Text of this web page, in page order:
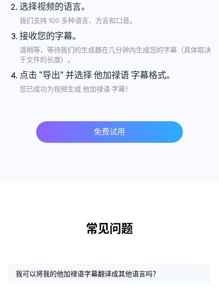
选择视频的语言。
我们支持 100 多种语言、方言和口音。
接收您的字幕。
请稍等，等待我们的生成器在几分钟内生成您的字幕（具体取决
于文件的长度）。
点击 "导出" 并选择 他加禄语 字幕格式。
您已成功为视频生成 他加禄语 字幕！
免费试用
常见问题
我可以将我的他加禄语字幕翻译成其他语言吗？